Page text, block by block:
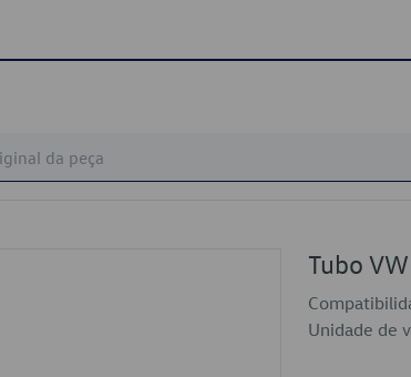
Tubo
Unidade de